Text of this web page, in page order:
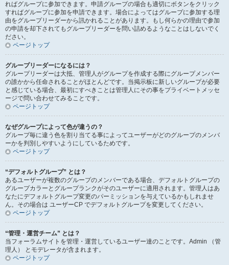
ればグループに参加できます。申請グループの場合も適切にボタンをクリック
すればグループに参加を申請できます。場合によってはグループに参加する理
由をグループリーダーから訊かれることがあります。もし何らかの理由で参加
の申請を却下されてもグループリーダーを問い詰めるようなことはしないでく
ださい。
ページトップ
グループリーダーになるには？
グループリーダーは大抵、管理人がグループを作成する際にグループメンバー
の誰かから任命されることがほとんどです。当掲示板に新しいグループが必要
と感じている場合、最初にすべきことは管理人にその事をプライベートメッセ
ージで問い合わせてみることです。
ページトップ
なぜグループによって色が違うの？
グループ毎に違う色を割り当てる事によってユーザーがどのグループのメンバ
ーかを判別しやすいようにしているためです。
ページトップ
“デフォルトグループ” とは？
あるユーザーが複数のグループのメンバーである場合、デフォルトグループの
グループカラーとグループランクがそのユーザーに適用されます。管理人はあ
なたにデフォルトグループ変更のパーミッションを与えているかもしれませ
ん。その場合は ユーザーCP でデフォルトグループを変更してください。
ページトップ
“管理・運営チーム” とは？
当フォーラムサイトを管理・運営しているユーザー達のことです。Admin （管
理人） とモデレータが含まれます。
ページトップ